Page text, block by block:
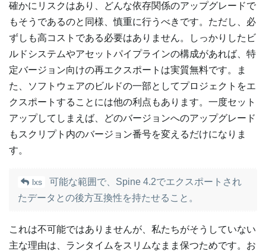
確かにリスクはあり、どんな依存関係のアップグレードで
もそうであるのと同様、慎重に行うべきです。ただし、必
ずしも高コストである必要はありません。しっかりしたビ
ルドシステムやアセットパイプラインの構成があれば、特
定バージョン向けの再エクスポートは実質無料です。ま
た、ソフトウェアのビルドの一部としてプロジェクトをエ
クスポートすることには他の利点もあります。一度セット
アップしてしまえば、どのバージョンへのアップグレード
もスクリプト内のバージョン番号を変えるだけになりま
す。
lxs
可能な範囲で、Spine 4.2でエクスポートされ
たデータとの後方互換性を持たせること。
これは不可能ではありませんが、私たちがそうしていない
主な理由は、ランタイムをスリムなまま保つためです。お